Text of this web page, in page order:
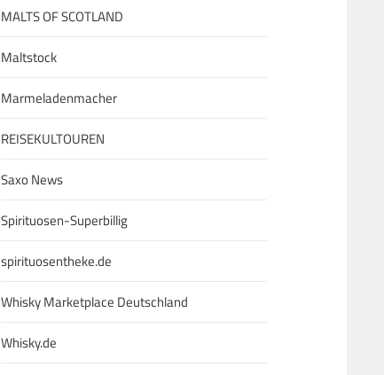
MALTS OF SCOTLAND
Maltstock
Marmeladenmacher
REISEKULTOUREN
Saxo News
Spirituosen-Superbillig
spirituosentheke.de
Whisky Marketplace Deutschland
Whisky.de